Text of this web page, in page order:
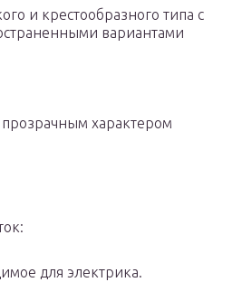
и крестообразного типа с
вариантами
характером
для электрика.